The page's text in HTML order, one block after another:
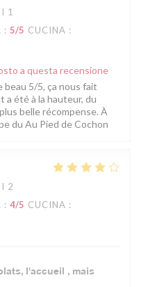
1
: 5/5 CUCINA :
a questa recensione
beau 5/5, ça nous fait
a été à la hauteur, du
belle récompense. À
du Au Pied de Cochon
2
: 4/5 CUCINA :
l'accueil , mais